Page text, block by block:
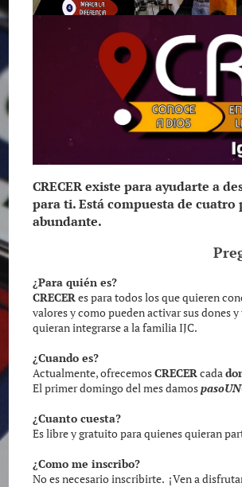
CRECERexiste para ayudarte a
para ti. Está compuesta de cuatro
abundante.
¿Para quién es?
CRECERes para todos los que quieren
valores y como pueden activar sus dones
quieran integrarse a la familia IJC.
¿Cuando es?
Actualmente, ofrecemosCRECERcada
El primer domingo del mes damos
¿Cuanto cuesta?
Es libre y gratuito para quienes quieran
¿Como me inscribo?
No es necesario inscribirte. ¡Ven a